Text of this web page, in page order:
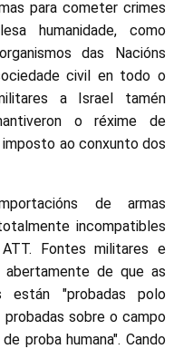
para cometer crimes
humanidade, como
das Nacións
civil en todo o
a Israel tamén
o réxime de
ao conxunto dos
de armas
incompatibles
Fontes militares e
abertamente de que as
están "probadas polo
sobre o campo
proba humana". Cando